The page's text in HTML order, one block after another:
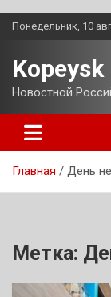
Перейти
Понедельник, 10
Kopeysk
Новостной
Главная День
Метка: